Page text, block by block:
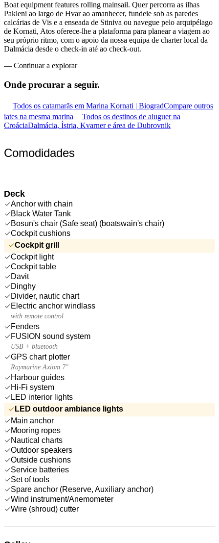
Boat equipment features rolling mainsail. Quer percorra as ilhas
Pakleni ao largo de Hvar ao amanhecer, fundeie sob as paredes
calcárias de Vis e a enseada de Stiniva ou navegue pelo arquipélago
de Kornati, Atos oferece-lhe a plataforma para planear a viagem ao
seu próprio ritmo, com o apoio da nossa equipa de charter local da
Dalmácia desde o check-in até ao check-out.
— Continuar a explorar
Onde procurar a seguir.
Todos os catamarãs em Marina Kornati | BiogradCompare outros
iates na mesma marina
Todos os destinos de aluguer na
CroáciaDalmácia, Ístria, Kvarner e área de Dubrovnik
Comodidades
Deck
Anchor with chain
Black Water Tank
Bosun's chair (Safe seat) (boatswain's chair)
Cockpit cushions
Cockpit grill
Cockpit light
Cockpit table
Davit
Dinghy
Divider, nautic chart
Electric anchor windlass
with remote control
Fenders
FUSION sound system
USB + bluetooth
GPS chart plotter
Raymarine Axiom 7"
Harbour guides
Hi-Fi system
LED interior lights
LED outdoor ambiance lights
Main anchor
Mooring ropes
Nautical charts
Outdoor speakers
Outside cushions
Service batteries
Set of tools
Spare anchor (Reserve, Auxiliary anchor)
Wind instrument/Anemometer
Wire (shroud) cutter